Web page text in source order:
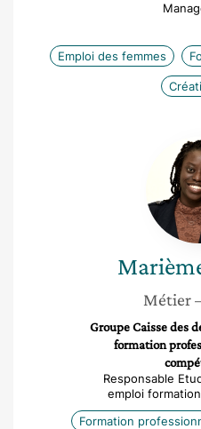
Emploi des femmes
Métier
Groupe Caisse des
formation
Responsable
emploi
Formation